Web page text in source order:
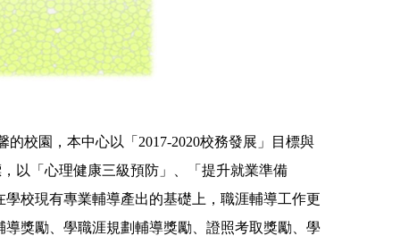
校園，本中心以「2017-2020校務發展」目標與
以「心理健康三級預防」、「提升就業準備
校現有專業輔導產出的基礎上，職涯輔導工作更
獎勵、學職涯規劃輔導獎勵、證照考取獎勵、學